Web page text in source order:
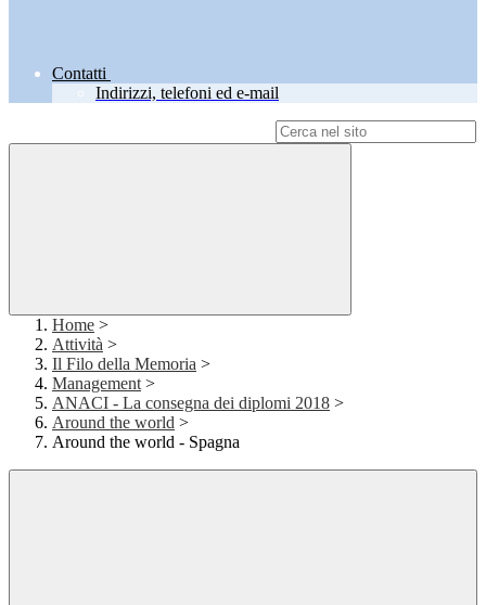
Contatti
Indirizzi, telefoni ed e-mail
Home >
Attività >
Il Filo della Memoria >
Management >
ANACI - La consegna dei diplomi 2018 >
Around the world >
Around the world - Spagna